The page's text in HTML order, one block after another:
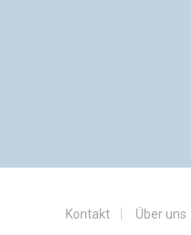
Kontakt Über uns